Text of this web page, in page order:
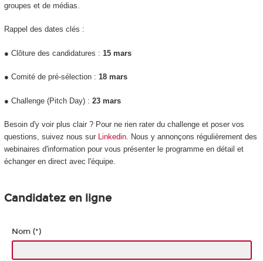
groupes et de médias.
Rappel des dates clés :
● Clôture des candidatures : 15 mars
● Comité de pré-sélection : 18 mars
● Challenge (Pitch Day) : 23 mars
Besoin d'y voir plus clair ? Pour ne rien rater du challenge et poser vos
questions, suivez nous sur Linkedin. Nous y annonçons régulièrement des
webinaires d'information pour vous présenter le programme en détail et
échanger en direct avec l'équipe.
Candidatez en ligne
Nom (*)